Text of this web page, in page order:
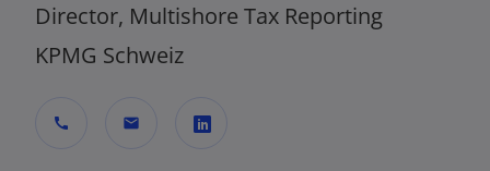
Director, Multishore Tax Reporting
KPMG Schweiz
call mail